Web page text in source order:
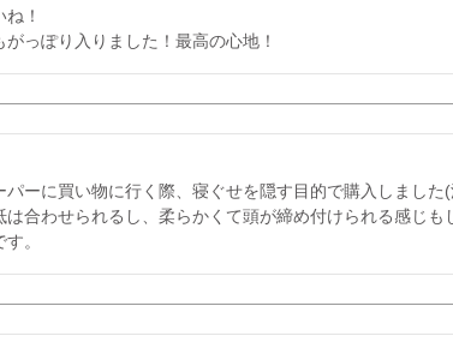
！
がっぽり入りました！最高の心地！
パーに買い物に行く際、寝ぐせを隠す目的で購入しまし
は合わせられるし、柔らかくて頭が締め付けられる感じ
す。